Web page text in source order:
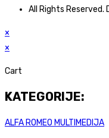
All Rights Reserved.
×
×
Cart
KATEGORIJE:
ALFA ROMEO MULTIMEDIJA